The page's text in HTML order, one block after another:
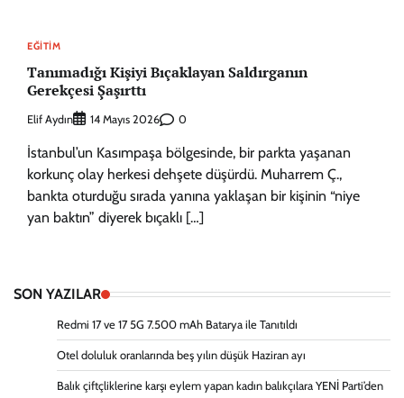
EĞITIM
Tanımadığı Kişiyi Bıçaklayan Saldırganın
Gerekçesi Şaşırttı
Elif Aydın 14 Mayıs 2026 0
İstanbul’un Kasımpaşa bölgesinde, bir parkta yaşanan
korkunç olay herkesi dehşete düşürdü. Muharrem Ç.,
bankta oturduğu sırada yanına yaklaşan bir kişinin “niye
yan baktın” diyerek bıçaklı […]
SON YAZILAR
Redmi 17 ve 17 5G 7.500 mAh Batarya ile Tanıtıldı
Otel doluluk oranlarında beş yılın düşük Haziran ayı
Balık çiftçliklerine karşı eylem yapan kadın balıkçılara YENİ Parti’den